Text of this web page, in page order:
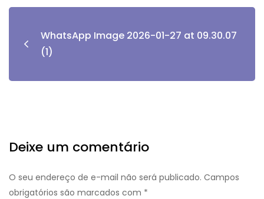
WhatsApp Image 2026-01-27 at 09.30.07
(1)
Deixe um comentário
O seu endereço de e-mail não será publicado. Campos
obrigatórios são marcados com *